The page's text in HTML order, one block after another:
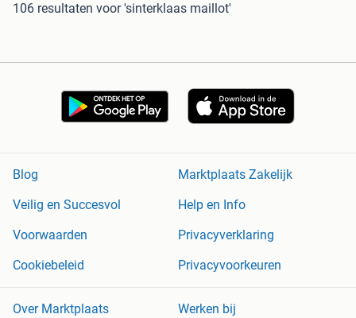
106 resultaten voor 'sinterklaas maillot'
Blog
Marktplaats Zakelijk
Veilig en Succesvol
Help en Info
Voorwaarden
Privacyverklaring
Cookiebeleid
Privacyvoorkeuren
Over Marktplaats
Werken bij